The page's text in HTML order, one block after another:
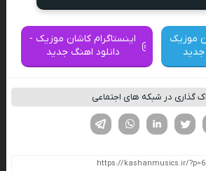
موزیک
جدید
اینستاگرام کاشان موزیک -
دانلود اهنگ جدید
گذاری در شبکه های اجتماعی
لینکدین تویتر
فیسوک